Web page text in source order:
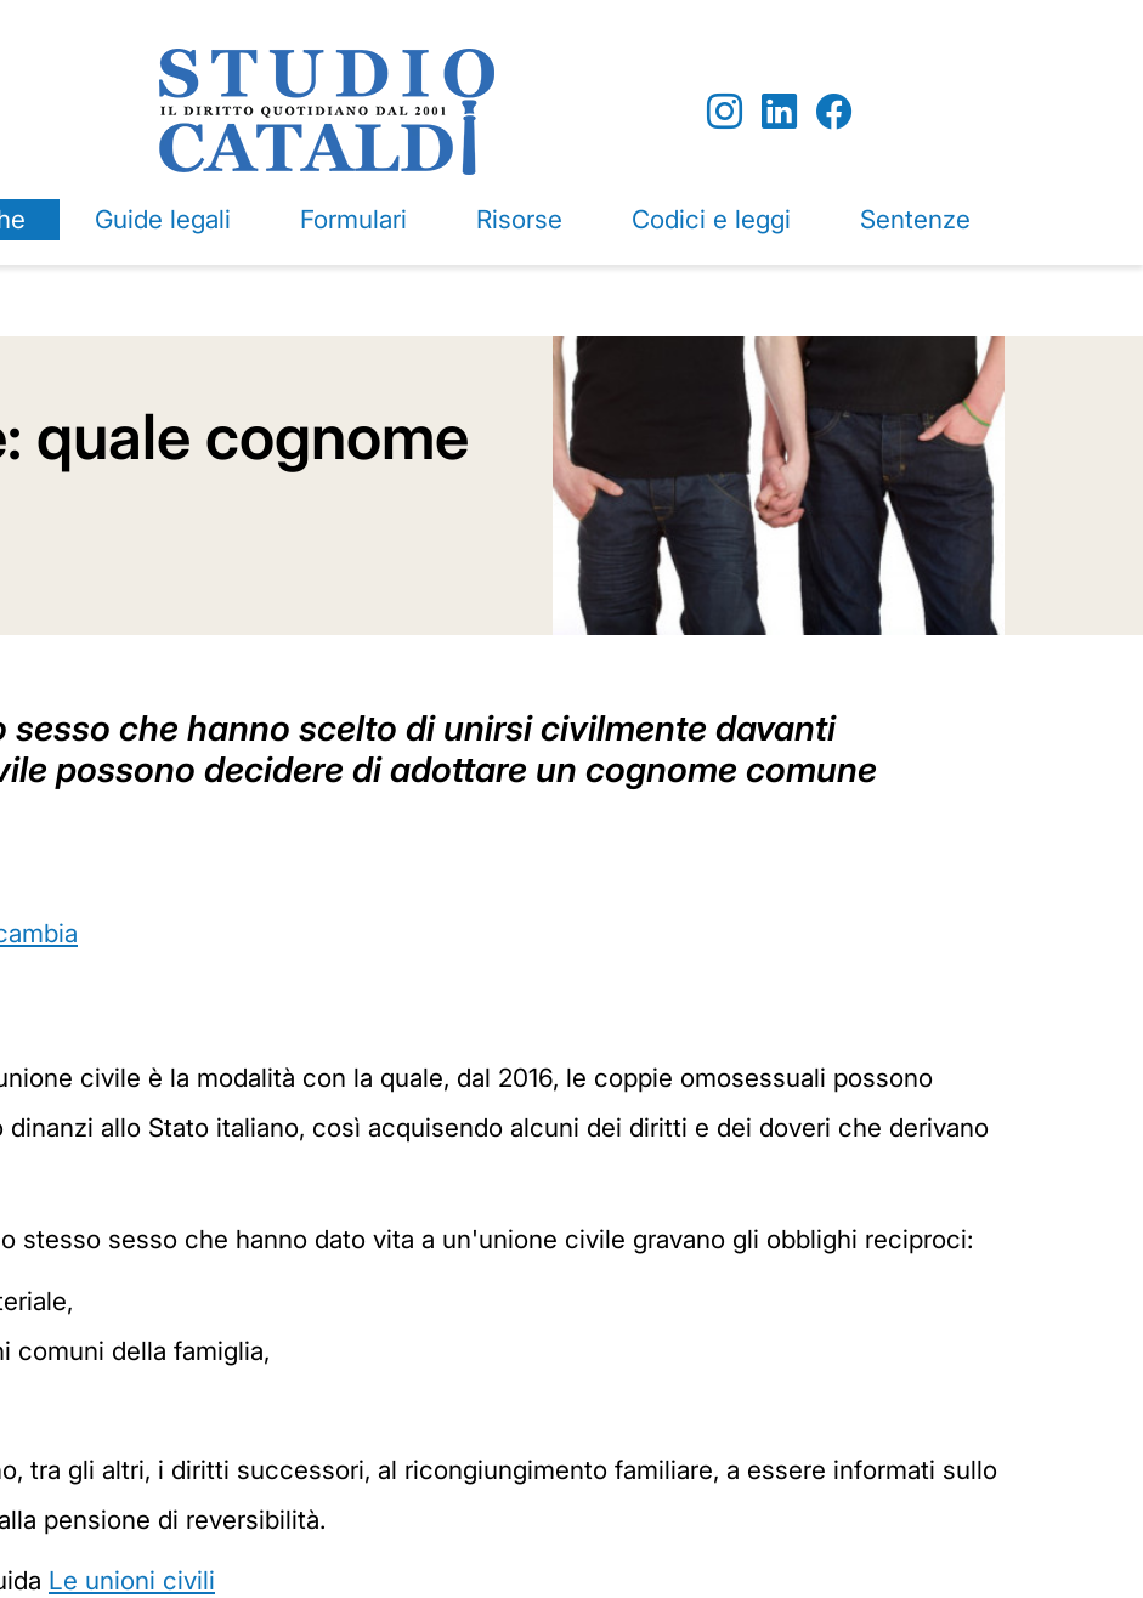
Guide legali Formulari Risorse Codici e leggi Sentenze
quale cognome
sesso che hanno scelto di unirsi civilmente davanti
possono decidere di adottare un cognome comune
civile è la modalità con la quale, dal 2016, le coppie omosessuali possono
allo Stato italiano, così acquisendo alcuni dei diritti e dei doveri che derivano
stesso sesso che hanno dato vita a un'unione civile gravano gli obblighi reciproci:
comuni della famiglia,
tra gli altri, i diritti successori, al ricongiungimento familiare, a essere informati sullo
pensione di reversibilità.
Le unioni civili